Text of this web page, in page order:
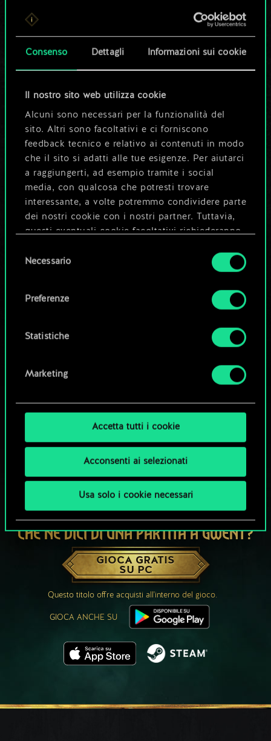
Consenso Dettagli Informazioni sui cookie
Il nostro sito web utilizza cookie
Alcuni sono necessari per la funzionalità del
sito. Altri sono facoltativi e ci forniscono
feedback tecnico e relativo ai contenuti in modo
che il sito si adatti alle tue esigenze. Per aiutarci
a raggiungerti, ad esempio tramite i social
media, con qualcosa che potresti trovare
interessante, a volte potremmo condividere parte
dei nostri cookie con i nostri partner. Tuttavia,
questi eventuali cookie facoltativi richiederanno
Tutti i dettagli su come utilizziamo i cookie e su
disponibili nel menu "Impostazioni" qui sotto.
delNecessario
Preferenze
Statistiche
Marketing
Accetta tutti i cookie
Acconsenti ai selezionati
Usa solo i cookie necessari
Per ora, è solo un
set di carte
condiviso.
Ma può diventare
molto altro!
Dai un nome al mazzo e crea una
guida
Modifica mazzo
Esplora i mazzi della community
CHE NE DICI DI UNA PARTITA A GWENT?
GIOCA GRATIS
SU PC
Questo titolo offre acquisti all'interno del gioco.
GIOCA ANCHE SU